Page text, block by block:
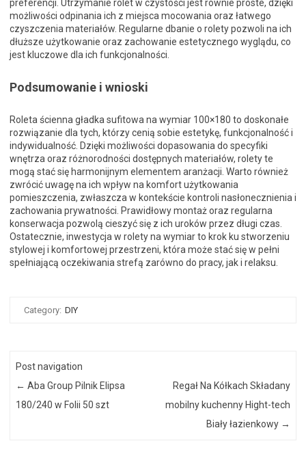
preferencji. Utrzymanie rolet w czystości jest równie proste, dzięki
możliwości odpinania ich z miejsca mocowania oraz łatwego
czyszczenia materiałów. Regularne dbanie o rolety pozwoli na ich
dłuższe użytkowanie oraz zachowanie estetycznego wyglądu, co
jest kluczowe dla ich funkcjonalności.
Podsumowanie i wnioski
Roleta ścienna gładka sufitowa na wymiar 100×180 to doskonałe
rozwiązanie dla tych, którzy cenią sobie estetykę, funkcjonalność i
indywidualność. Dzięki możliwości dopasowania do specyfiki
wnętrza oraz różnorodności dostępnych materiałów, rolety te
mogą stać się harmonijnym elementem aranżacji. Warto również
zwrócić uwagę na ich wpływ na komfort użytkowania
pomieszczenia, zwłaszcza w kontekście kontroli nasłonecznienia i
zachowania prywatności. Prawidłowy montaż oraz regularna
konserwacja pozwolą cieszyć się z ich uroków przez długi czas.
Ostatecznie, inwestycja w rolety na wymiar to krok ku stworzeniu
stylowej i komfortowej przestrzeni, która może stać się w pełni
spełniającą oczekiwania strefą zarówno do pracy, jak i relaksu.
Category: DIY
Post navigation
← Aba Group Pilnik Elipsa
180/240 w Folii 50 szt
Regał Na Kółkach Składany
mobilny kuchenny Hight-tech
Biały łazienkowy →